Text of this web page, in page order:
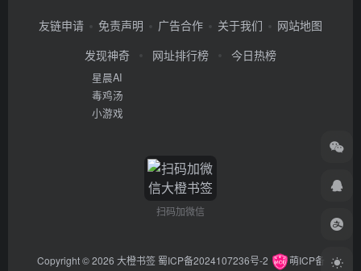
友链申请 免责声明 广告合作 关于我们
网站地图
发现神奇
星晨AI
毒鸡汤
小游戏
网址排行榜 今日热榜
扫码加微信
Copyright © 2026 大橙书签 蜀ICP备2024107236号-2 萌ICP备